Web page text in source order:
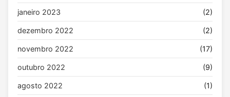
janeiro 2023 (2)
dezembro 2022 (2)
novembro 2022 (17)
outubro 2022 (9)
agosto 2022 (1)